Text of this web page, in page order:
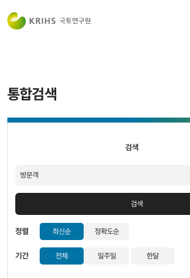
통합검색
검색
검색
정렬 최신순 정확도순
기간 전체 일주일 한달